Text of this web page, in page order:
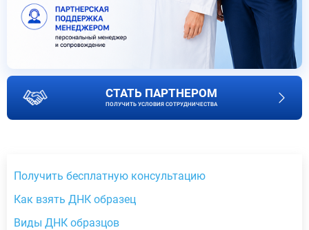
СТАТЬ ПАРТНЕРОМ
ПОЛУЧИТЬ УСЛОВИЯ СОТРУДНИЧЕСТВА
Получить бесплатную консультацию
Как взять ДНК образец
Виды ДНК образцов